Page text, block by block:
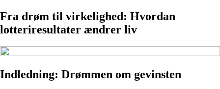
Fra drøm til virkelighed: Hvordan
lotteriresultater ændrer liv
Indledning: Drømmen om gevinsten